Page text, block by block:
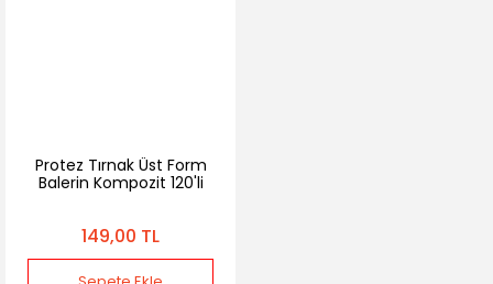
Protez Tırnak Üst Form
Balerin Kompozit 120'li
149,00 TL